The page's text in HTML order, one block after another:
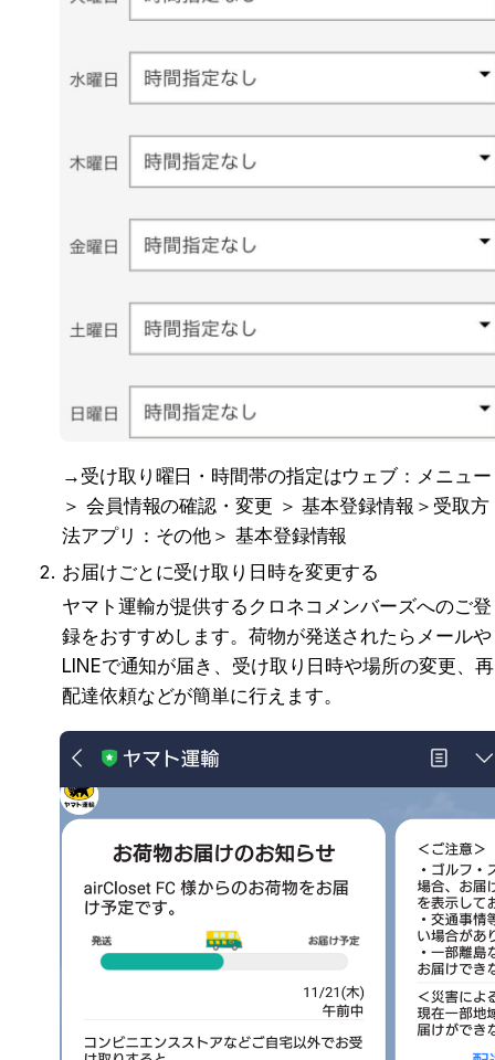
→受け取り曜日・時間帯の指定はウェブ：メニュー
＞ 会員情報の確認・変更 ＞ 基本登録情報＞受取方
法アプリ：その他＞ 基本登録情報
お届けごとに受け取り日時を変更する
ヤマト運輸が提供するクロネコメンバーズへのご登
録をおすすめします。荷物が発送されたらメールや
LINEで通知が届き、受け取り日時や場所の変更、再
配達依頼などが簡単に行えます。